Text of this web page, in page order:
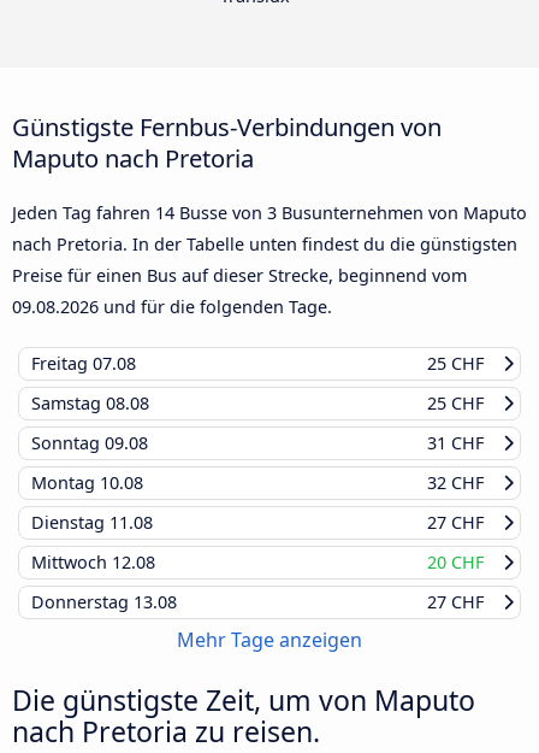
Günstigste Fernbus-Verbindungen von
Maputo nach Pretoria
Jeden Tag fahren 14 Busse von 3 Busunternehmen von Maputo
nach Pretoria. In der Tabelle unten findest du die günstigsten
Preise für einen Bus auf dieser Strecke, beginnend vom
09.08.2026 und für die folgenden Tage.
Freitag 07.08
25 CHF
Samstag 08.08
25 CHF
Sonntag 09.08
31 CHF
Montag 10.08
32 CHF
Dienstag 11.08
27 CHF
Mittwoch 12.08
20 CHF
Donnerstag 13.08 27 CHF
Mehr Tage anzeigen
Die günstigste Zeit, um von Maputo
nach Pretoria zu reisen.